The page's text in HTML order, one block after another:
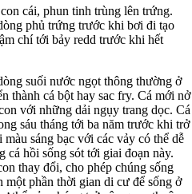
cái, phun tinh trùng lên trứng.
phủ trứng trước khi bơi đi tạo
chí tới bảy redd trước khi hết
suối nước ngọt thông thường ở
thành cá bột hay sac fry. Cá mới nở
với những dải ngụy trang dọc. Cá
sáu tháng tới ba năm trước khi trở
sáng bạc với các vảy có thể dễ
hồi sống sót tới giai đoạn này.
thay đổi, cho phép chúng sống
một phần thời gian di cư để sống ở